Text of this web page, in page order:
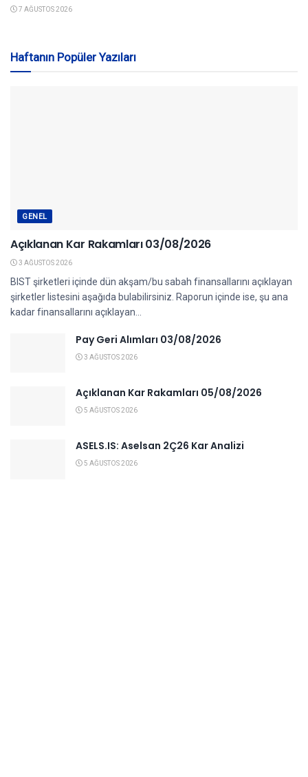
7 AĞUSTOS 2026
Haftanın Popüler Yazıları
GENEL
Açıklanan Kar Rakamları 03/08/2026
3 AĞUSTOS 2026
BIST şirketleri içinde dün akşam/bu sabah finansallarını açıklayan
şirketler listesini aşağıda bulabilirsiniz. Raporun içinde ise, şu ana
kadar finansallarını açıklayan...
Pay Geri Alımları 03/08/2026
3 AĞUSTOS 2026
Açıklanan Kar Rakamları 05/08/2026
5 AĞUSTOS 2026
ASELS.IS: Aselsan 2Ç26 Kar Analizi
5 AĞUSTOS 2026